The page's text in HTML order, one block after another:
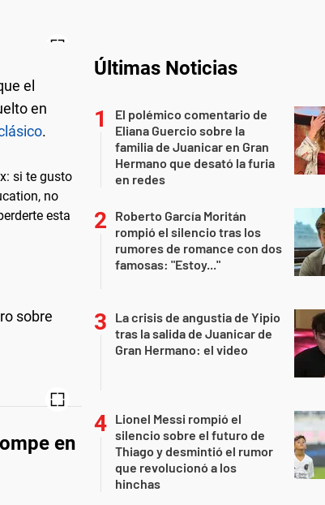
el
en
.
sobre
en
Últimas Noticias
El polémico comentario de
Eliana Guercio sobre la
familia de Juanicar en Gran
Hermano que desató la furia
en redes
Roberto García Moritán
rompió el silencio tras los
rumores de romance con dos
famosas: "Estoy..."
La crisis de angustia de Yipio
tras la salida de Juanicar de
Gran Hermano: el video
Lionel Messi rompió el
silencio sobre el futuro de
Thiago y desmintió el rumor
que revolucionó a los
hinchas